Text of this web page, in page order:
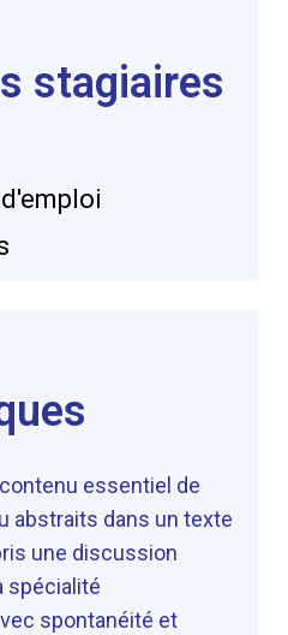
stagiaires
essentiel de
abstraits dans un texte
une discussion
spécialité
spontanéité et